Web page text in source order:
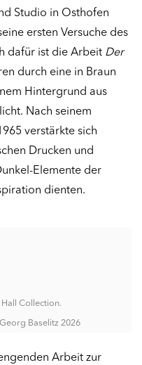
Studio in Osthofen
ersten Versuche des
dafür ist die Arbeit Der
durch eine in Braun
Hintergrund aus
Nach seinem
verstärkte sich
Drucken und
Elemente der
dienten.
Hall Collection.
Baselitz 2026
Arbeit zur